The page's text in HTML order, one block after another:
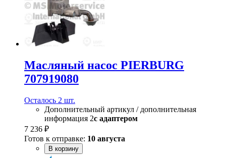
Масляный насос PIERBURG
707919080
Осталось 2 шт.
Дополнительный артикул / дополнительная
информация 2с адаптером
7 236 ₽
Готов к отправке: 10 августа
В корзину